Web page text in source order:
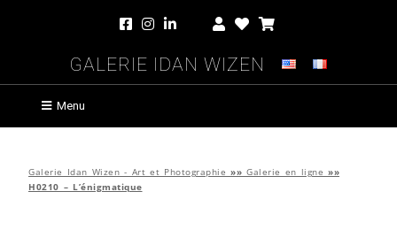
Galerie Idan Wizen
Menu
Galerie Idan Wizen - Art et Photographie »» Galerie en ligne »»
H0210 – L’énigmatique